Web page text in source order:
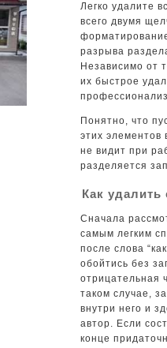
Легко удалите
всего двумя
разрыва
Независимо от
их быстрое
Понятно, что
этих элементов
не видит при
разделяется
Как
Сначала
самым легким
после слова
обойтись без
отрицательная
таком случае,
внутри него и
автор. Если
конце